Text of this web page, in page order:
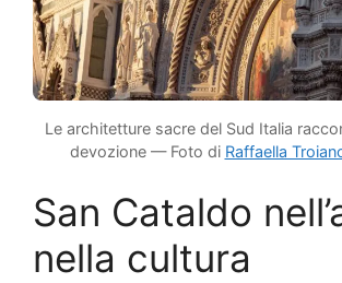
Le architetture sacre del Sud Italia
devozione — Foto di Raffaella
San Cataldo
nella cultura